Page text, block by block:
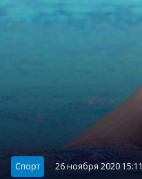
Категория:
Спорт 26 ноября 2020 15:11